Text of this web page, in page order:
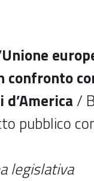
/
pubblico
legislativa